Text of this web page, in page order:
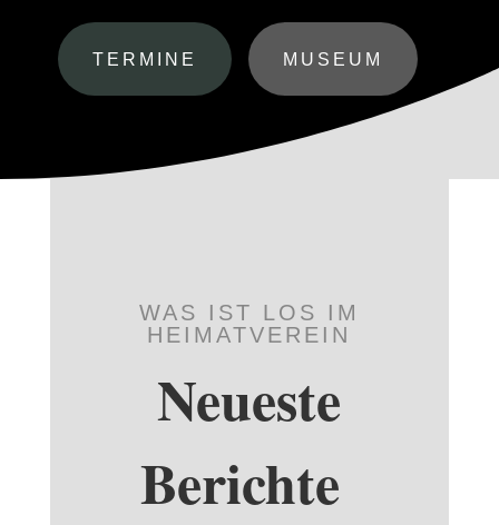
TERMINE MUSEUM
WAS IST LOS IM
HEIMATVEREIN
Neueste
Berichte